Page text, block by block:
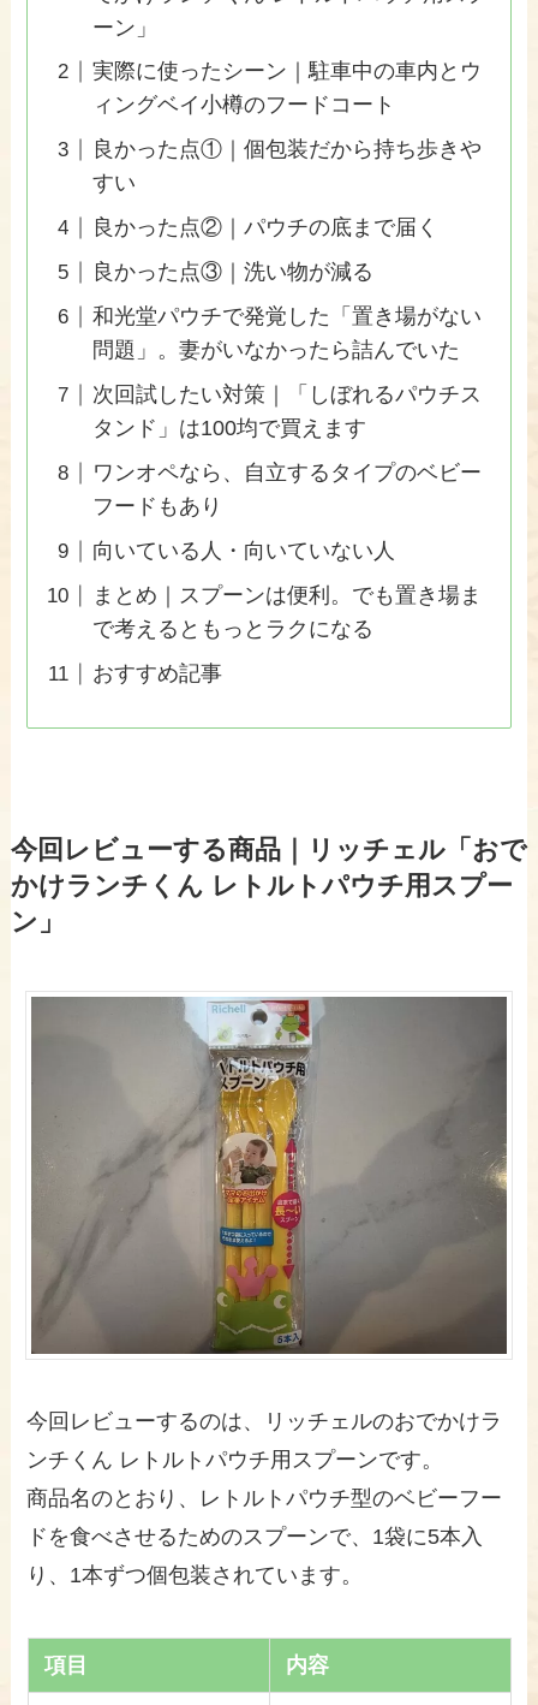
ーン」
実際に使ったシーン｜駐車中の車内とウ
ィングベイ小樽のフードコート
良かった点①｜個包装だから持ち歩きや
すい
良かった点②｜パウチの底まで届く
良かった点③｜洗い物が減る
和光堂パウチで発覚した「置き場がない
問題」。妻がいなかったら詰んでいた
次回試したい対策｜「しぼれるパウチス
タンド」は100均で買えます
ワンオペなら、自立するタイプのベビー
フードもあり
向いている人・向いていない人
まとめ｜スプーンは便利。でも置き場ま
で考えるともっとラクになる
おすすめ記事
今回レビューする商品｜リッチェル「おで
かけランチくん レトルトパウチ用スプー
ン」
今回レビューするのは、リッチェルのおでかけラ
ンチくん レトルトパウチ用スプーンです。
商品名のとおり、レトルトパウチ型のベビーフー
ドを食べさせるためのスプーンで、1袋に5本入
り、1本ずつ個包装されています。
項目 内容